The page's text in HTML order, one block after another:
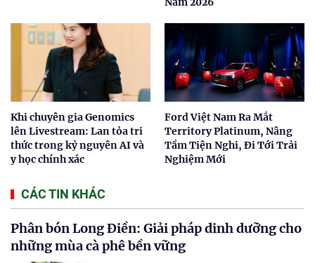
Khi chuyên gia Genomics
lên Livestream: Lan tỏa tri
thức trong kỷ nguyên AI và
y học chính xác
Ford Việt Nam Ra Mắt
Territory Platinum, Nâng
Tầm Tiện Nghi, Đi Tới Trải
Nghiệm Mới
CÁC TIN KHÁC
Phân bón Long Điền: Giải pháp dinh dưỡng cho
những mùa cà phê bền vững